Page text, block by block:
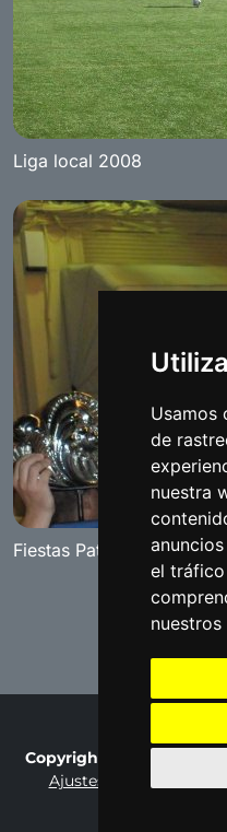
Usamos
de
nuestra
el tráfico
Liga local 2008
Fiestas Patronales 2008
Copyright © 2007-2026
Ajustes de cookies